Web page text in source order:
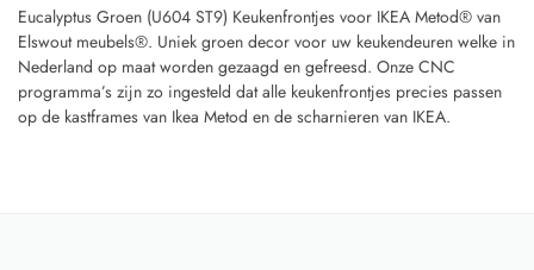
Eucalyptus Groen (U604 ST9) Keukenfrontjes voor IKEA Metod® van
Elswout meubels®. Uniek groen decor voor uw keukendeuren welke in
Nederland op maat worden gezaagd en gefreesd. Onze CNC
programma’s zijn zo ingesteld dat alle keukenfrontjes precies passen
op de kastframes van Ikea Metod en de scharnieren van IKEA.